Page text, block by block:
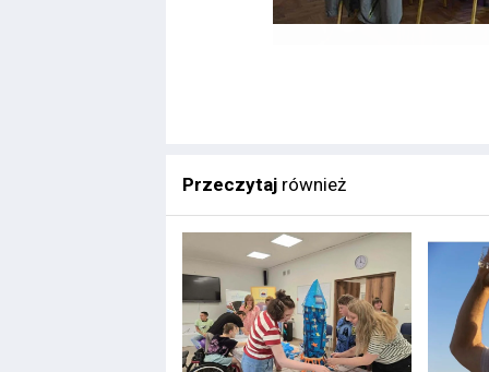
Przeczytaj również